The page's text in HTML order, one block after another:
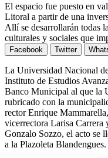
El espacio fue puesto en
Litoral a partir de una
Allí se desarrollarán todas
culturales y sociales que
Facebook Twitter
La Universidad Nacional
Instituto de Estudios
Banco Municipal al que la
rubricado con la
rector Enrique
vicerrectora Larisa
Gonzalo Sozzo, el acto se
a la Plazoleta Blandengues.